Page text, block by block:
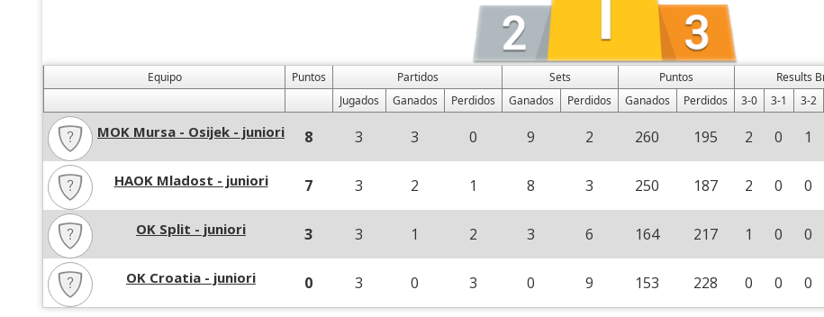
Equipo Puntos Partidos Sets Puntos Results
Jugados
Ganados Perdidos Ganados Perdidos Ganados Perdidos 3-0 3-1 3-2
MOK Mursa - Osijek - juniori 8 3 3 0 9 2 260 195 2 0 1
HAOK Mladost - juniori 7 3 2 1 8 3 250 187 2 0 0
OK Split - juniori 3 3 1 2 3 6 164 217 1 0 0
OK Croatia - juniori 0 3 0 3 0 9 153 228 0 0 0